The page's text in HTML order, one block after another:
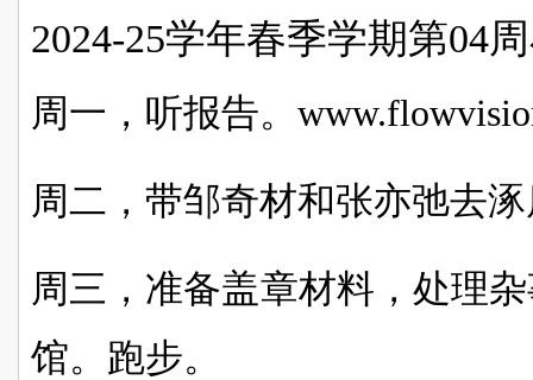
2024-25学年春季学期第04
周一，听报告。
周二，带邹奇材和张亦弛去
周三，准备盖章材料，处理
馆。跑步。